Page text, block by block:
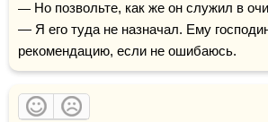
— Но позвольте, как же он служил в очистке?
— Я его туда не назначал. Ему
рекомендацию, если не ошибаюсь.